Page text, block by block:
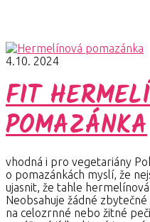
4.10. 2024
FIT
POMAZÁNKA
vhodná i pro vegetariány
o pomazánkách myslí, že
ujasnit, že tahle
Neobsahuje žádné zbytečné
na celozrnné nebo žitné